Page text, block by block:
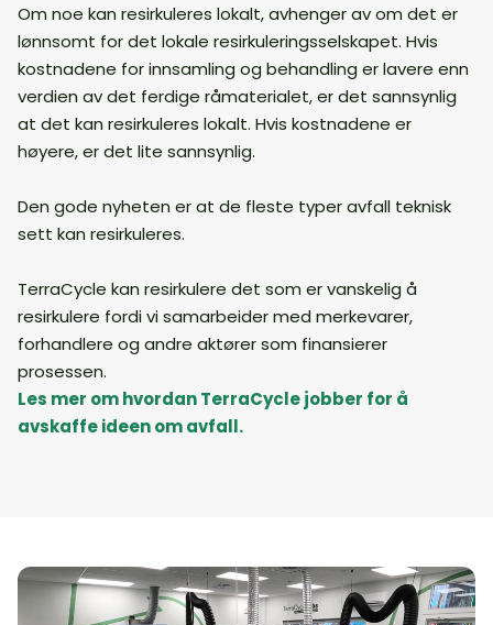
Om noe kan resirkuleres lokalt, avhenger av om det er
lønnsomt for det lokale resirkuleringsselskapet. Hvis
kostnadene for innsamling og behandling er lavere enn
verdien av det ferdige råmaterialet, er det sannsynlig
at det kan resirkuleres lokalt. Hvis kostnadene er
høyere, er det lite sannsynlig.
Den gode nyheten er at de fleste typer avfall teknisk
sett kan resirkuleres.
TerraCycle kan resirkulere det som er vanskelig å
resirkulere fordi vi samarbeider med merkevarer,
forhandlere og andre aktører som finansierer
prosessen.
Les mer om hvordan TerraCycle jobber for å
avskaffe ideen om avfall.